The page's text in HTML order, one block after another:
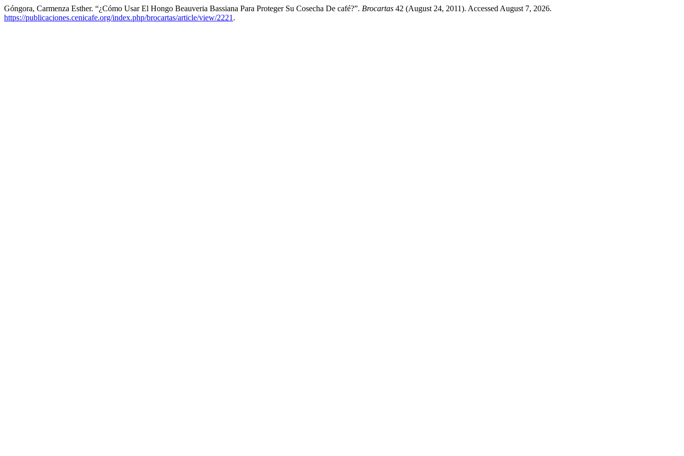
Góngora, Carmenza Esther. “¿Cómo Usar El Hongo Beauveria Bassiana Para Proteger Su Cosecha De café?”. Brocartas 42 (August 24, 2011). Accessed August 7, 2026.
https://publicaciones.cenicafe.org/index.php/brocartas/article/view/2221 .